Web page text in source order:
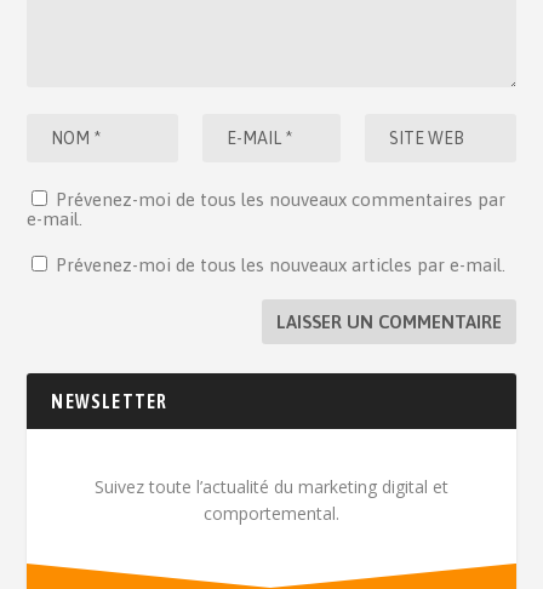
Prévenez-moi de tous les nouveaux commentaires par
e-mail.
Prévenez-moi de tous les nouveaux articles par e-mail.
NEWSLETTER
Suivez toute l’actualité du marketing digital et
comportemental.